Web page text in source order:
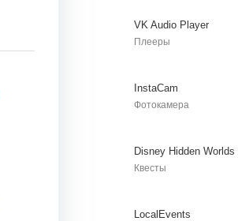
VK Audio Player
Плееры
InstaCam
Фотокамера
Disney Hidden Worlds
Квесты
LocalEvents